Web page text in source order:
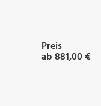
Preis
ab 881,00 €